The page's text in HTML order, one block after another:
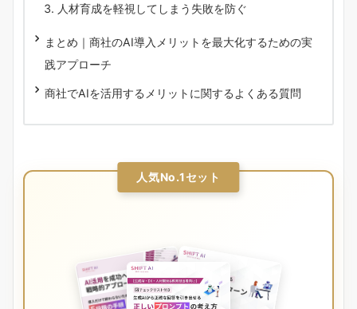
人材育成を軽視してしまう失敗を防ぐ
まとめ｜商社のAI導入メリットを最大化するための実
践アプローチ
商社でAIを活用するメリットに関するよくある質問
人気No.1セット